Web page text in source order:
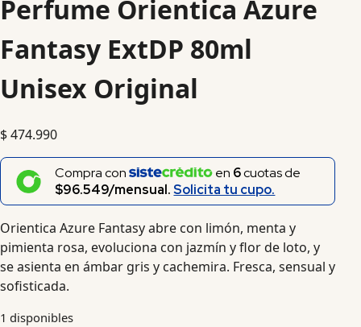
Perfume Orientica Azure
Fantasy ExtDP 80ml
Unisex Original
$474.990
Compra con en 6cuotas de
$96.549/mensual.Solicita tu cupo.
Orientica Azure Fantasy abre con limón, menta y
pimienta rosa, evoluciona con jazmín y flor de loto, y
se asienta en ámbar gris y cachemira. Fresca, sensual y
sofisticada.
1 disponibles